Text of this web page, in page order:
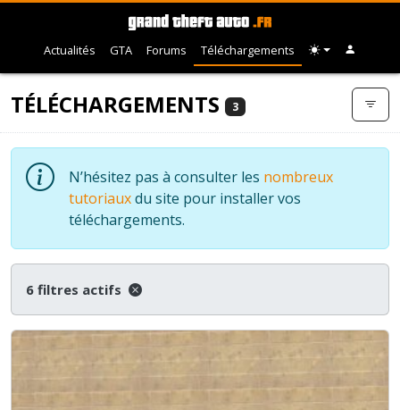
Actualités GTA Forums Téléchargements
TÉLÉCHARGEMENTS 3
N’hésitez pas à consulter les nombreux
tutoriauxdu site pour installer vos
téléchargements.
6 filtres actifs